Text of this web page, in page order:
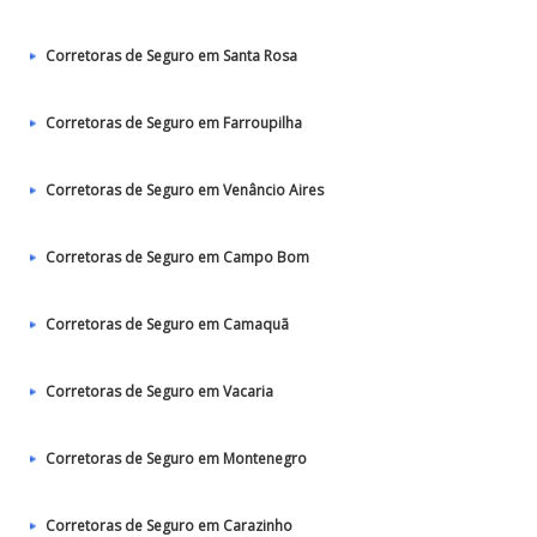
Corretoras de Seguro em Santa Rosa
Corretoras de Seguro em Farroupilha
Corretoras de Seguro em Venâncio Aires
Corretoras de Seguro em Campo Bom
Corretoras de Seguro em Camaquã
Corretoras de Seguro em Vacaria
Corretoras de Seguro em Montenegro
Corretoras de Seguro em Carazinho